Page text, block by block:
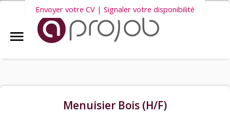
Accueil
Aprojob ?
Envoyer votre CV | Signaler votre disponibilité
Menuisier Bois (H/F)